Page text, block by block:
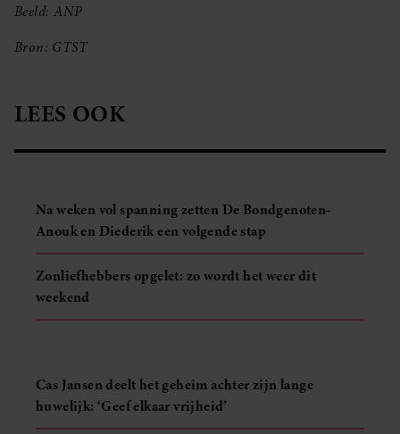
Beeld: ANP
Bron: GTST
LEES OOK
Na weken vol spanning zetten De Bondgenoten-
Anouk en Diederik een volgende stap
Zonliefhebbers opgelet: zo wordt het weer dit
weekend
Cas Jansen deelt het geheim achter zijn lange
huwelijk: ‘Geef elkaar vrijheid’